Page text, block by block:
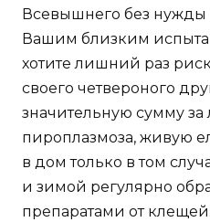
Всевышнего без
Вашим близким
хотите лишний раз
своего четвероного
значительную сумму за
пироплазмоза, живую
в дом только в том
и зимой регулярно
препаратами от